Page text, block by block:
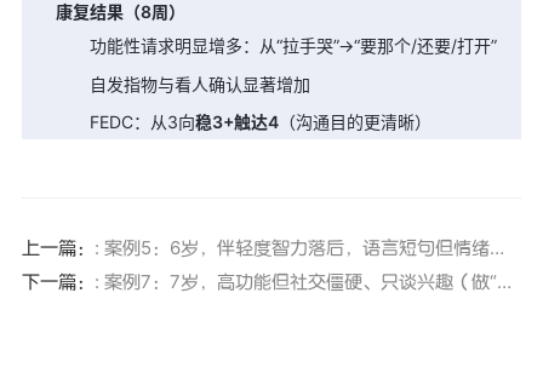
康复结果（8周）
功能性请求明显增多：从“拉手哭”→“要那个/还要/打开”
自发指物与看人确认显著增加
FEDC：从3向稳3+触达4（沟通目的更清晰）
上一篇：
: 案例5：6岁，伴轻度智力落后，语言短句但情绪爆发（用“情绪调节+反思语言”）
下一篇：
: 案例7：7岁，高功能但社交僵硬、只谈兴趣（做“共同解决问题”的高级回合）